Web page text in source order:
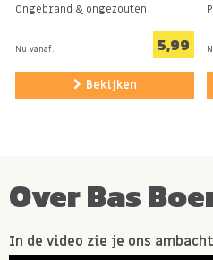
Ongebrand & ongezouten
Nu vanaf: 5,99
Bekijken
Over Bas
In de video zie je ons